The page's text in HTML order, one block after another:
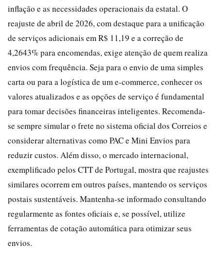
inflação e as necessidades operacionais da estatal. O
reajuste de abril de 2026, com destaque para a unificação
de serviços adicionais em R$ 11,19 e a correção de
4,2643% para encomendas, exige atenção de quem realiza
envios com frequência. Seja para o envio de uma simples
carta ou para a logística de um e-commerce, conhecer os
valores atualizados e as opções de serviço é fundamental
para tomar decisões financeiras inteligentes. Recomenda-
se sempre simular o frete no sistema oficial dos Correios e
considerar alternativas como PAC e Mini Envios para
reduzir custos. Além disso, o mercado internacional,
exemplificado pelos CTT de Portugal, mostra que reajustes
similares ocorrem em outros países, mantendo os serviços
postais sustentáveis. Mantenha-se informado consultando
regularmente as fontes oficiais e, se possível, utilize
ferramentas de cotação automática para otimizar seus
envios.